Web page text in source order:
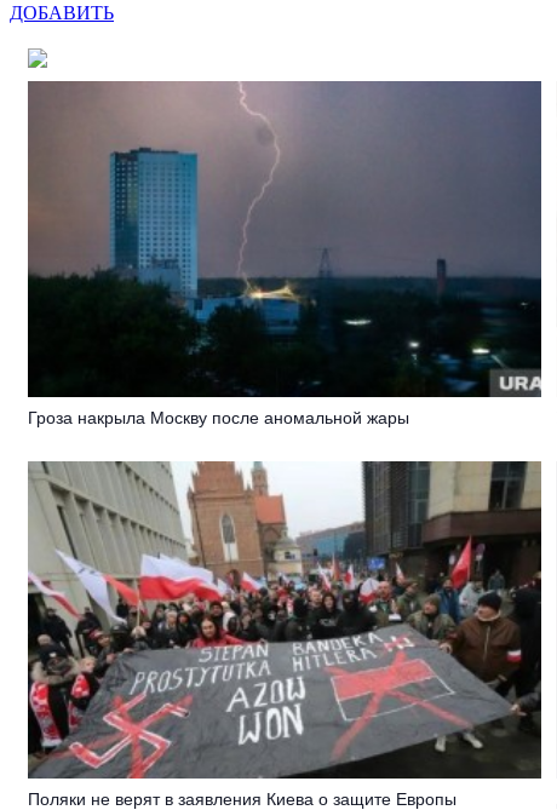
ДОБАВИТЬ
Гроза накрыла Москву после аномальной жары
Поляки не верят в заявления Киева о защите Европы